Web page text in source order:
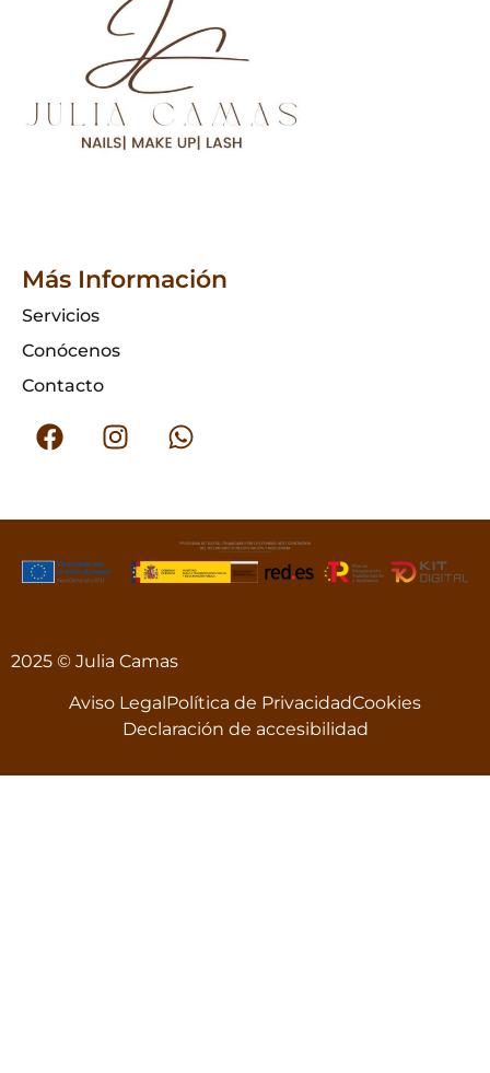
Más Información
Servicios
Conócenos
Contacto
2025 © Julia Camas
Aviso Legal Política de PrivacidadCookies
Declaración de accesibilidad